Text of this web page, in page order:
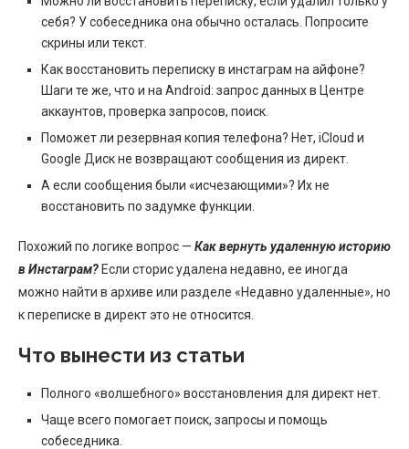
себя? У собеседника она обычно осталась. Попросите
скрины или текст.
Как восстановить переписку в инстаграм на айфоне?
Шаги те же, что и на Android: запрос данных в Центре
аккаунтов, проверка запросов, поиск.
Поможет ли резервная копия телефона? Нет, iCloud и
Google Диск не возвращают сообщения из директ.
А если сообщения были «исчезающими»? Их не
восстановить по задумке функции.
Похожий по логике вопрос — Как вернуть удаленную историю
в Инстаграм? Если сторис удалена недавно, ее иногда
можно найти в архиве или разделе «Недавно удаленные», но
к переписке в директ это не относится.
Что вынести из статьи
Полного «волшебного» восстановления для директ нет.
Чаще всего помогает поиск, запросы и помощь
собеседника.